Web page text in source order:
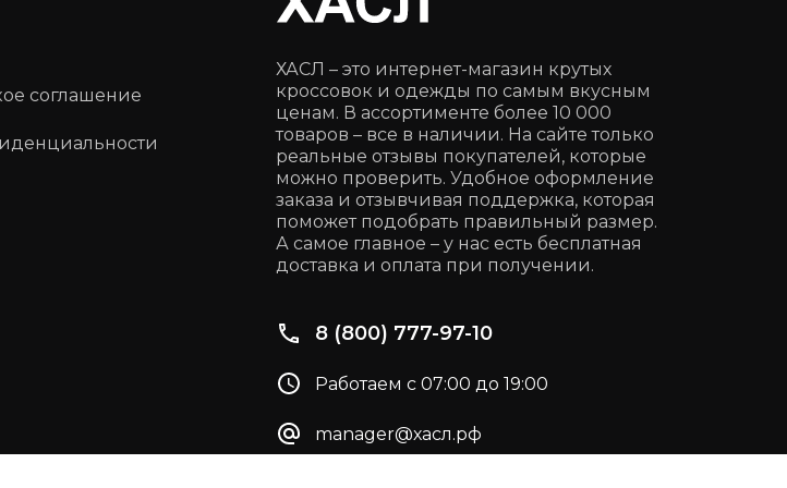
соглашение
ХАСЛ – это интернет-магазин крутых
кроссовок и одежды по самым вкусным
ценам. В ассортименте более 10 000
товаров – все в наличии. На сайте только
реальные отзывы покупателей, которые
можно проверить. Удобное оформление
заказа и отзывчивая поддержка, которая
поможет подобрать правильный размер.
А самое главное – у нас есть бесплатная
доставка и оплата при получении.
8 (800) 777-97-10
Работаем с 07:00 до 19:00
manager@хасл.рф